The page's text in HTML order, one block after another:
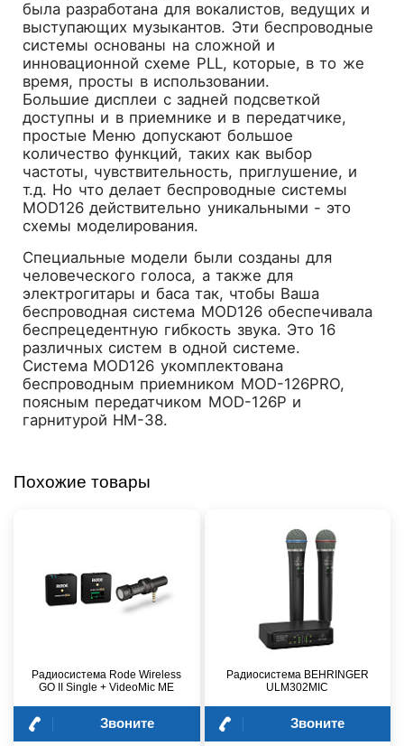
была разработана для вокалистов, ведущих и
выступающих музыкантов. Эти беспроводные
системы основаны на сложной и
инновационной схеме PLL, которые, в то же
время, просты в использовании.
Большие дисплеи с задней подсветкой
доступны и в приемнике и в передатчике,
простые Меню допускают большое
количество функций, таких как выбор
частоты, чувствительность, приглушение, и
т.д. Но что делает беспроводные системы
MOD126 действительно уникальными - это
схемы моделирования.
Специальные модели были созданы для
человеческого голоса, а также для
электрогитары и баса так, чтобы Ваша
беспроводная система MOD126 обеспечивала
беспрецедентную гибкость звука. Это 16
различных систем в одной системе.
Система MOD126 укомплектована
беспроводным приемником MOD-126PRO,
поясным передатчиком MOD-126P и
гарнитурой HM-38.
Похожие товары
Радиосистема Rode Wireless
GO II Single + VideoMic ME
Звоните
Радиосистема BEHRINGER
ULM302MIC
Звоните